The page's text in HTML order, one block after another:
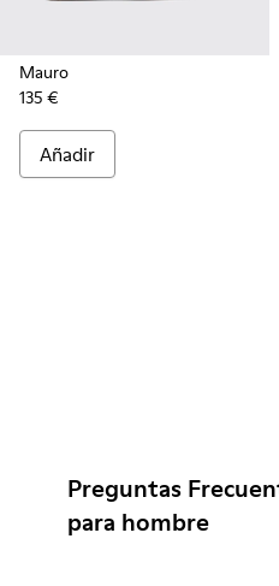
Mauro
135 €
Añadir
Preguntas
para hombre